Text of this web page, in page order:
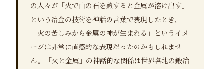
の人々が「火で山の石を熱すると金属が溶け出す」
という冶金の技術を神話の言葉で表現したとき、
「火の苦しみから金属の神が生まれる」というイメ
ージは非常に直感的な表現だったのかもしれませ
ん。「火と金属」の神話的な関係は世界各地の鍛冶